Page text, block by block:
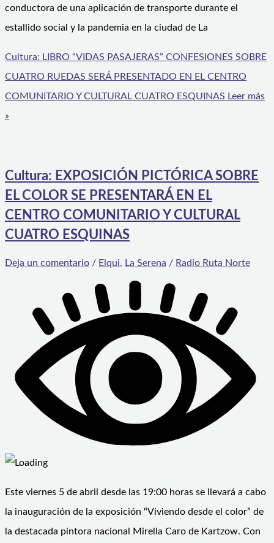
conductora de una aplicación de transporte durante el
estallido social y la pandemia en la ciudad de La
Cultura: LIBRO “VIDAS PASAJERAS” CONFESIONES SOBRE
CUATRO RUEDAS SERÁ PRESENTADO EN EL CENTRO
COMUNITARIO Y CULTURAL CUATRO ESQUINAS Leer más
»
Cultura: EXPOSICIÓN PICTÓRICA SOBRE
EL COLOR SE PRESENTARÁ EN EL
CENTRO COMUNITARIO Y CULTURAL
CUATRO ESQUINAS
Deja un comentario / Elqui, La Serena / Radio Ruta Norte
Este viernes 5 de abril desde las 19:00 horas se llevará a cabo
la inauguración de la exposición “Viviendo desde el color” de
la destacada pintora nacional Mirella Caro de Kartzow. Con